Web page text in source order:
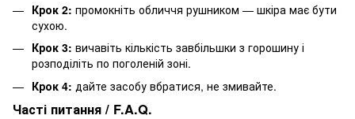
Крок 2: промокніть обличчя рушником — шкіра має бути
сухою.
Крок 3: вичавіть кількість завбільшки з горошину і
розподіліть по поголеній зоні.
Крок 4: дайте засобу вбратися, не змивайте.
Часті питання / F.A.Q.